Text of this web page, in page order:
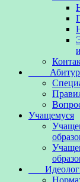
Учащемуся